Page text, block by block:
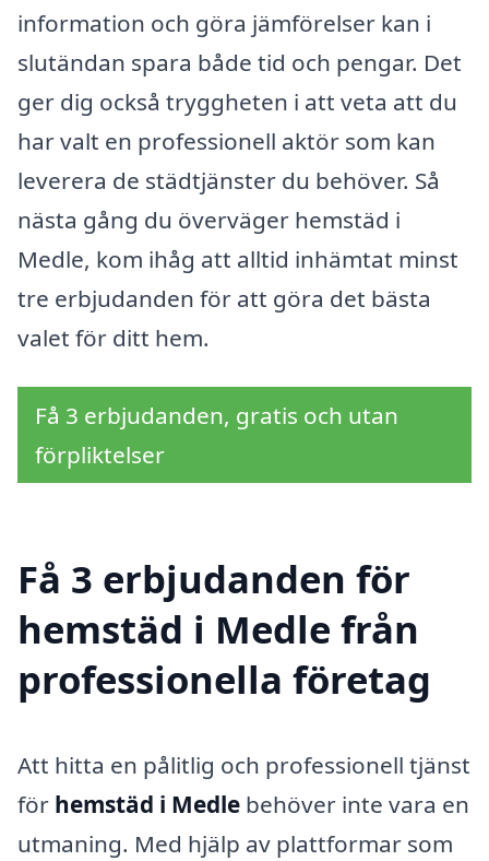
information och göra jämförelser kan i
slutändan spara både tid och pengar. Det
ger dig också tryggheten i att veta att du
har valt en professionell aktör som kan
leverera de städtjänster du behöver. Så
nästa gång du överväger hemstäd i
Medle, kom ihåg att alltid inhämtat minst
tre erbjudanden för att göra det bästa
valet för ditt hem.
Få 3 erbjudanden, gratis och utan
förpliktelser
Få 3 erbjudanden för
hemstäd i Medle från
professionella företag
Att hitta en pålitlig och professionell tjänst
för hemstäd i Medle behöver inte vara en
utmaning. Med hjälp av plattformar som